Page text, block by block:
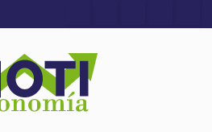
Noti-
economía